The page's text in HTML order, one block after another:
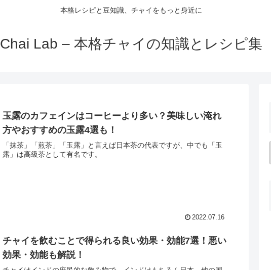
本格レシピと豆知識、チャイをもっと身近に
Chai Lab – 本格チャイの知識とレシピ集
玉露のカフェインはコーヒーより多い？美味しい淹れ
方やおすすめの玉露4選も！
「抹茶」「煎茶」「玉露」と言えば日本茶の代表ですが、中でも「玉
露」は高級茶として有名です。
2022.07.16
チャイを飲むことで得られる良い効果・効能7選！悪い
効果・効能も解説！